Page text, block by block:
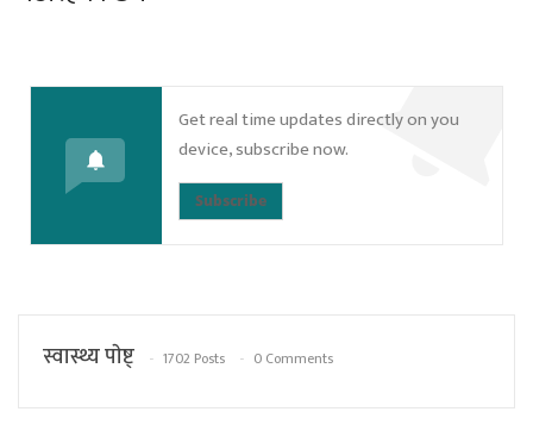
Get real time updates directly on you
device, subscribe now.
Subscribe
स्वास्थ्य पाेष्ट् 1702 Posts 0 Comments